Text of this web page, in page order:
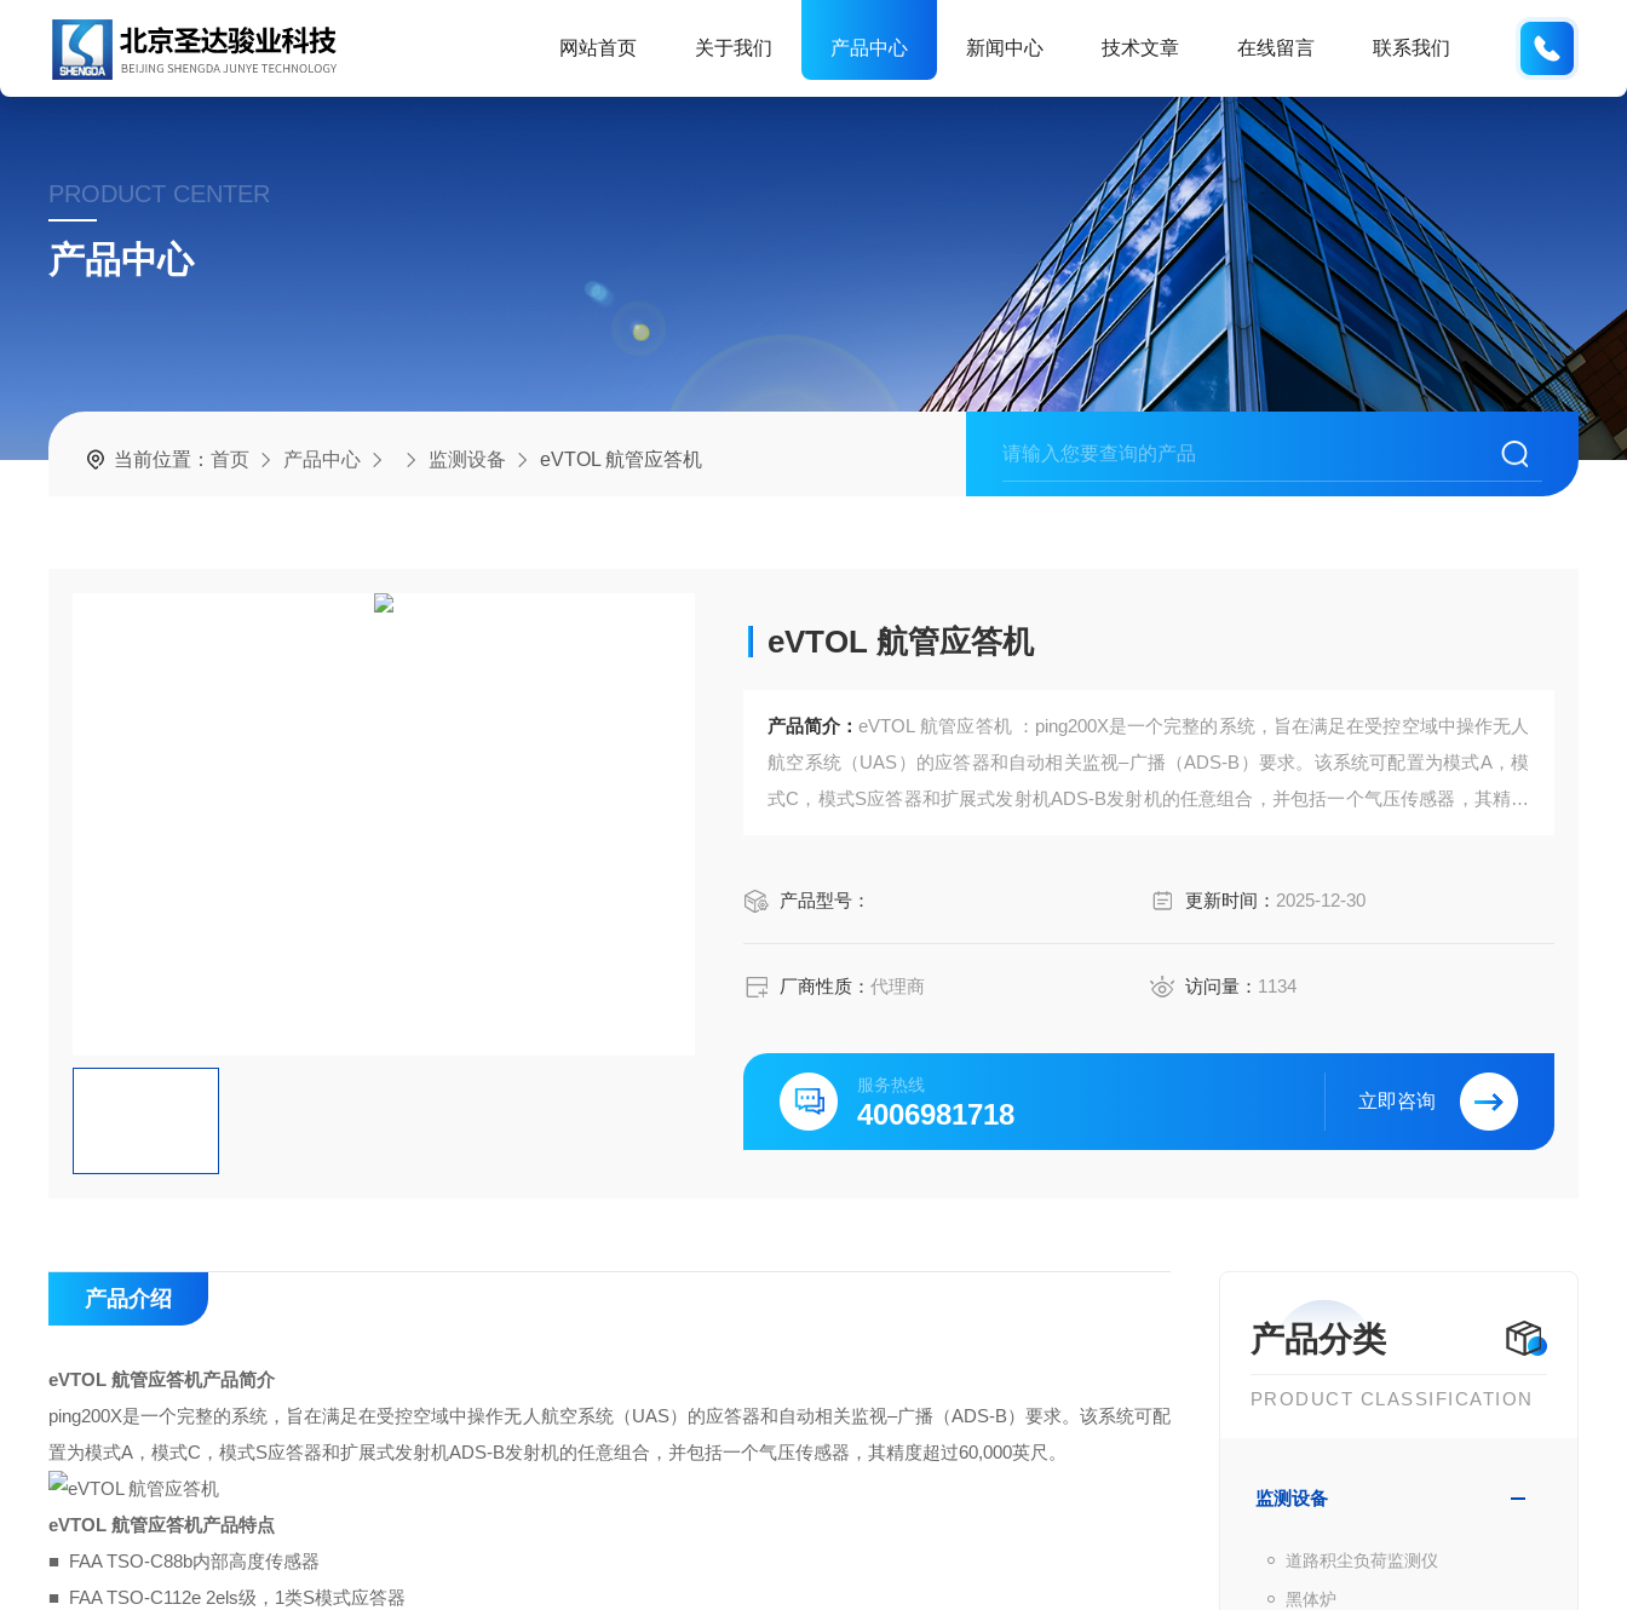
网站首页 关于我们 产品中心 新闻中心 技术文章 在线留言 联系我们
PRODUCT CENTER
产品中心
当前位置：首页 产品中心 监测设备 eVTOL 航管应答机
eVTOL 航管应答机
产品简介：eVTOL 航管应答机 ：ping200X是一个完整的系统，旨在满足在受控空域中操作无人
航空系统（UAS）的应答器和自动相关监视–广播（ADS-B）要求。该系统可配置为模式A，模
式C，模式S应答器和扩展式发射机ADS-B发射机的任意组合，并包括一个气压传感器，其精度
产品型号： 更新时间： 2025-12-30
厂商性质：代理商 访问量： 1134
服务热线
4006981718 立即咨询
产品分类
PRODUCT CLASSIFICATION
监测设备
道路积尘负荷监测仪
黑体炉
产品介绍
eVTOL 航管应答机产品简介
ping200X是一个完整的系统，旨在满足在受控空域中操作无人航空系统（UAS）的应答器和自动相关监视–广播（ADS-B）要求。该系统可配
置为模式A，模式C，模式S应答器和扩展式发射机ADS-B发射机的任意组合，并包括一个气压传感器，其精度超过60,000英尺。
eVTOL 航管应答机产品特点
■ FAA TSO-C88b内部高度传感器
■ FAA TSO-C112e 2els级，1类S模式应答器